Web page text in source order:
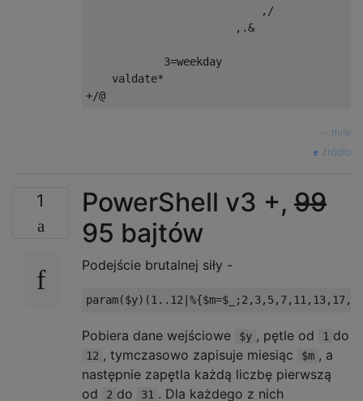
,/
,.&
3=weekday
valdate*
mile
źródło
1 PowerShell v3 +, 99
95 bajtów
Podejście brutalnej siły -
Pobiera dane wejściowe $y , pętle od 1 do
12 , tymczasowo zapisuje miesiąc $m , a
następnie zapętla każdą liczbę pierwszą
od
2 do 31 . Dla każdego z nich